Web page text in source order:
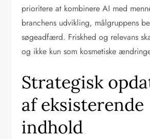
prioritere at kombinere AI med
branchens udvikling, målgruppens
søgeadfærd. Friskhed og relevans
og ikke kun som kosmetiske
Strategisk
af eksisterende
indhold